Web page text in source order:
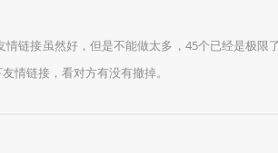
链接虽然好，但是不能做太多，45个已经是极限
情链接，看对方有没有撤掉。